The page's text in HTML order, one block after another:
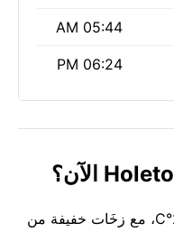
05:44 AM
06:24 PM
Holetown تبقى دافئة الليلة عند 26°C، مع زخَات خفيفة من